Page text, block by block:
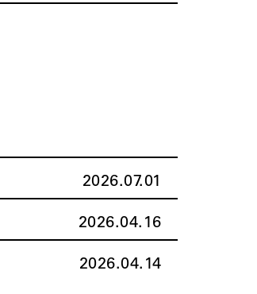
2026.07.01
2026.04.16
2026.04.14